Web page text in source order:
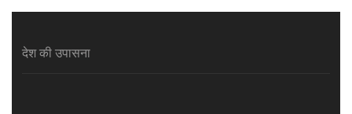
देश की उपासना